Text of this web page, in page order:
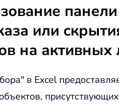
или
на активных
в Excel